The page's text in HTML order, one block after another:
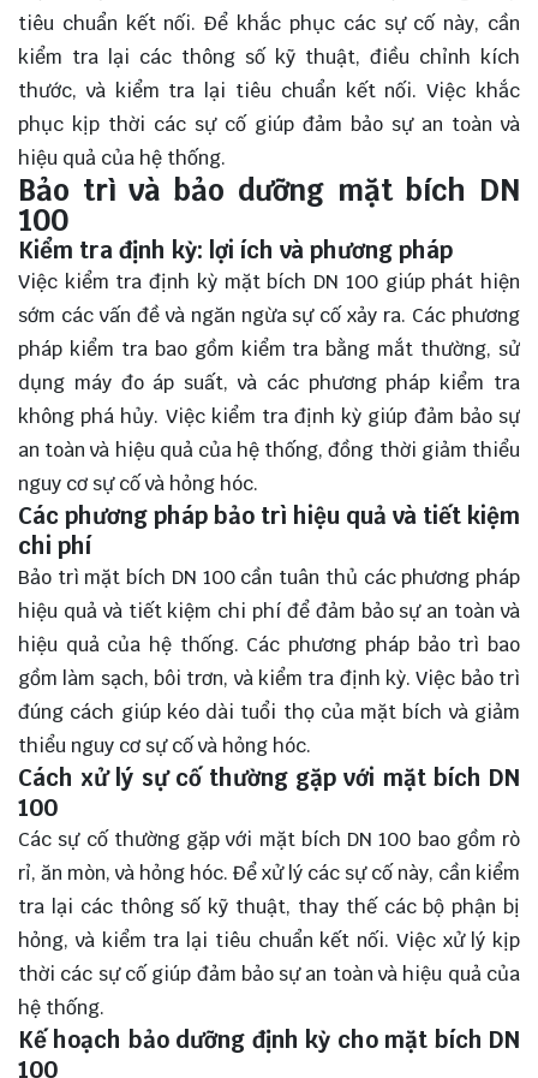
tiêu chuẩn kết nối. Để khắc phục các sự cố này, cần
kiểm tra lại các thông số kỹ thuật, điều chỉnh kích
thước, và kiểm tra lại tiêu chuẩn kết nối. Việc khắc
phục kịp thời các sự cố giúp đảm bảo sự an toàn và
hiệu quả của hệ thống.
Bảo trì và bảo dưỡng mặt bích DN
100
Kiểm tra định kỳ: lợi ích và phương pháp
Việc kiểm tra định kỳ mặt bích DN 100 giúp phát hiện
sớm các vấn đề và ngăn ngừa sự cố xảy ra. Các phương
pháp kiểm tra bao gồm kiểm tra bằng mắt thường, sử
dụng máy đo áp suất, và các phương pháp kiểm tra
không phá hủy. Việc kiểm tra định kỳ giúp đảm bảo sự
an toàn và hiệu quả của hệ thống, đồng thời giảm thiểu
nguy cơ sự cố và hỏng hóc.
Các phương pháp bảo trì hiệu quả và tiết kiệm
chi phí
Bảo trì mặt bích DN 100 cần tuân thủ các phương pháp
hiệu quả và tiết kiệm chi phí để đảm bảo sự an toàn và
hiệu quả của hệ thống. Các phương pháp bảo trì bao
gồm làm sạch, bôi trơn, và kiểm tra định kỳ. Việc bảo trì
đúng cách giúp kéo dài tuổi thọ của mặt bích và giảm
thiểu nguy cơ sự cố và hỏng hóc.
Cách xử lý sự cố thường gặp với mặt bích DN
100
Các sự cố thường gặp với mặt bích DN 100 bao gồm rò
rỉ, ăn mòn, và hỏng hóc. Để xử lý các sự cố này, cần kiểm
tra lại các thông số kỹ thuật, thay thế các bộ phận bị
hỏng, và kiểm tra lại tiêu chuẩn kết nối. Việc xử lý kịp
thời các sự cố giúp đảm bảo sự an toàn và hiệu quả của
hệ thống.
Kế hoạch bảo dưỡng định kỳ cho mặt bích DN
100